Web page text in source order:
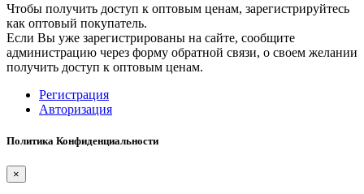
Чтобы получить доступ к оптовым ценам, зарегистрируйтесь
как оптовый покупатель.
Если Вы уже зарегистрированы на сайте, сообщите
администрацию через форму обратной связи, о своем желании
получить доступ к оптовым ценам.
Регистрация
Авторизация
Политика Конфиденциальности
×